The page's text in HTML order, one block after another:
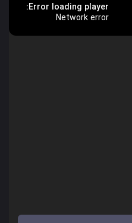
Error loading player:
Network error